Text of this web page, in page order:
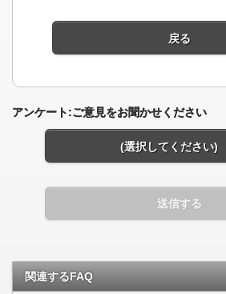
戻る
アンケート:ご意見をお聞かせください
(選択してください)
送信する
関連するFAQ